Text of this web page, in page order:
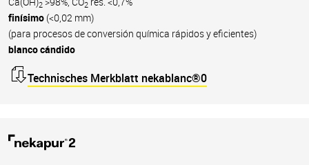
2 2
finísimo (<0,02 mm)
(para procesos de conversión química rápidos y eficientes)
blanco cándido
Technisches Merkblatt nekablanc®0